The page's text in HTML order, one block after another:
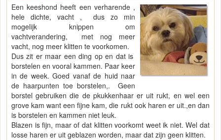
Een keeshond heeft een verharende ,
hele dichte, vacht , dus zo min
mogelijk knippen om
vachtverandering, met nog meer
vacht, nog meer klitten te voorkomen.
Dus zit er maar een ding op en dat is
borstelen en vooral kammen. Paar keer
in de week. Goed vanaf de huid naar
de haarpunten toe borstelen,. Geen
borstel gebruiken die de pkukkenhaar er uit rukt, en wel een
grove kam want een fijne kam, die rukt ook haren er uit.,en dan
is borstelen en kammen niet leuk.
Blazen is fijn, maar of dat klitten voorkomt weet ik niet. Wel dat
losse haren er uit geblazen worden, maar dat zijn geen klitten.